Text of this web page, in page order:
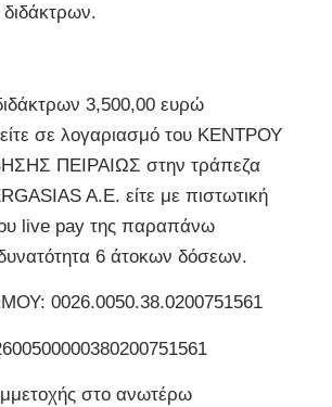
3,500,00 ευρώ
είτε σε λογαριασμό του ΚΕΝΤΡΟΥ
ΠΕΙΡΑΙΩΣ στην τράπεζα
A.E. είτε με πιστωτική
live pay της παραπάνω
6 άτοκων δόσεων.
0026.0050.38.0200751561
στο ανωτέρω